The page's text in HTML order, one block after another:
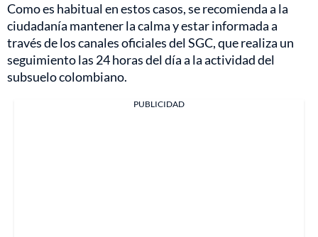
Como es habitual en estos casos, se recomienda a la
ciudadanía mantener la calma y estar informada a
través de los canales oficiales del SGC, que realiza un
seguimiento las 24 horas del día a la actividad del
subsuelo colombiano.
PUBLICIDAD